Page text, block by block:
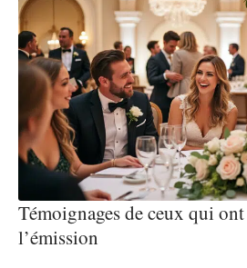
Témoignages de ceux qui
l’émission